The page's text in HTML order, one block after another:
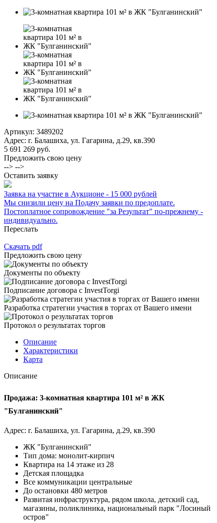
Артикул: 3489202
Адрес: г. Балашиха, ул. Гагарина, д.29, кв.390
5 691 269 руб.
Предложить свою цену
--> -->
Оставить заявку
Заявка на участие в Аукционе - 15 000 рублей
Мы снизили цену на Подачу заявки по предоплате.
Постоплатное сопровождение "за Результат" по-прежнему -
индивидуально.
Переслать
Скачать pdf
Предложить свою цену
Документы по объекту
Подписание договора с InvestTorgi
Разработка стратегии участия в торгах от Вашего имени
Протокол о результатах торгов
Описание
Характеристики
Карта
Описание
Продажа: 3-комнатная квартира 101 м² в ЖК
"Булганинский"
Адрес: г. Балашиха, ул. Гагарина, д.29, кв.390
ЖК "Булганинский"
Тип дома: монолит-кирпич
Квартира на 14 этаже из 28
Детская площадка
Все коммуникации центральные
До остановки 480 метров
Развитая инфраструктура, рядом школа, детский сад,
магазины, поликлиника, национальный парк "Лосиный
остров"